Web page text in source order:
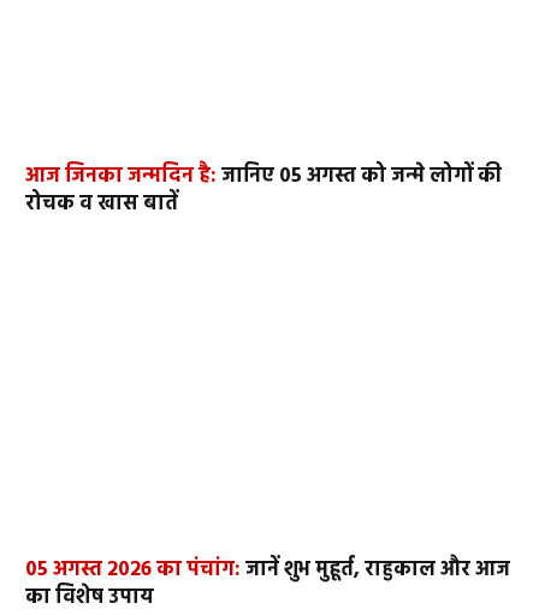
आज जिनका जन्मदिन है:जानिए 05 अगस्त को जन्मे लोगों की
रोचक व खास बातें
05 अगस्त 2026 का पंचांग:जानें शुभ मुहूर्त, राहुकाल और आज
का विशेष उपाय